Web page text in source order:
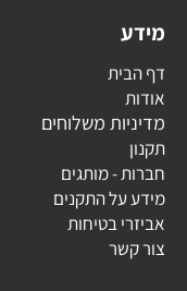
מידע
דף הבית
אודות
מדיניות משלוחים
תקנון
חברות - מותגים
מידע על התקנים
אביזרי בטיחות
צור קשר